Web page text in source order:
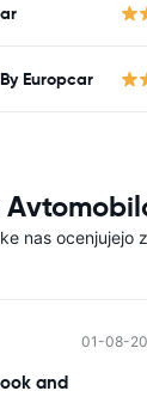
Europcar
nas ocenjujejo
01-08-
and